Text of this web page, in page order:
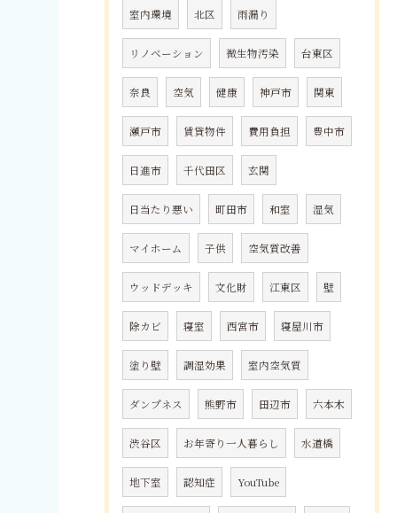
室内環境 北区 雨漏り
リノベーション 微生物汚染 台東区
奈良 空気 健康 神戸市 関東
瀬戸市 賃貸物件 費用負担 豊中市
日進市 千代田区 玄関
日当たり悪い 町田市 和室 湿気
マイホーム 子供 空気質改善
ウッドデッキ 文化財 江東区 壁
除カビ 寝室 西宮市 寝屋川市
塗り壁 調湿効果 室内空気質
ダンプネス 熊野市 田辺市 六本木
渋谷区 お年寄り一人暮らし 水道橋
地下室 認知症 YouTube